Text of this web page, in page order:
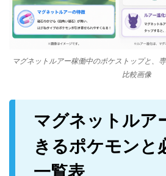
マグネットルアー稼働中のポケストップと、
比較画像
マグネットルア
きるポケモンと
一覧表